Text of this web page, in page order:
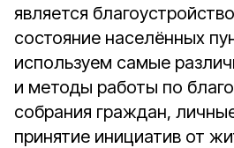
является
состояние населённых
используем самые
и методы работы по
собрания граждан,
принятие инициатив от